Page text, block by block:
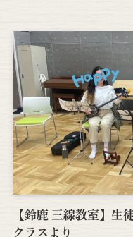
【鈴鹿 三線教室】生
クラスより